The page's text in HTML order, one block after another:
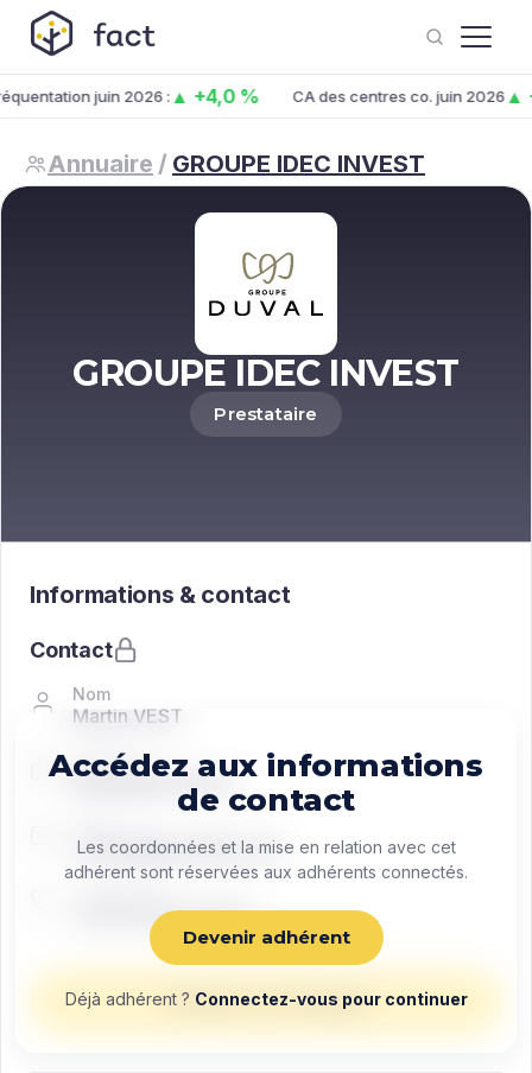
juin 2026 :▲ +4,0 % CA des centres co. juin 2026▲
Annuaire / GROUPE IDEC INVEST
GROUPE IDEC INVEST
Prestataire
Informations & contact
Contact
Nom
Martin VEST
Fonction
Managing director
contact@exemple.com
+33 0 00 00 00 00
Envoyer un message
Accédez aux informations
de contact
Les coordonnées et la mise en relation avec cet
adhérent sont réservées aux adhérents connectés.
Devenir adhérent
Déjà adhérent ? Connectez-vous pour continuer